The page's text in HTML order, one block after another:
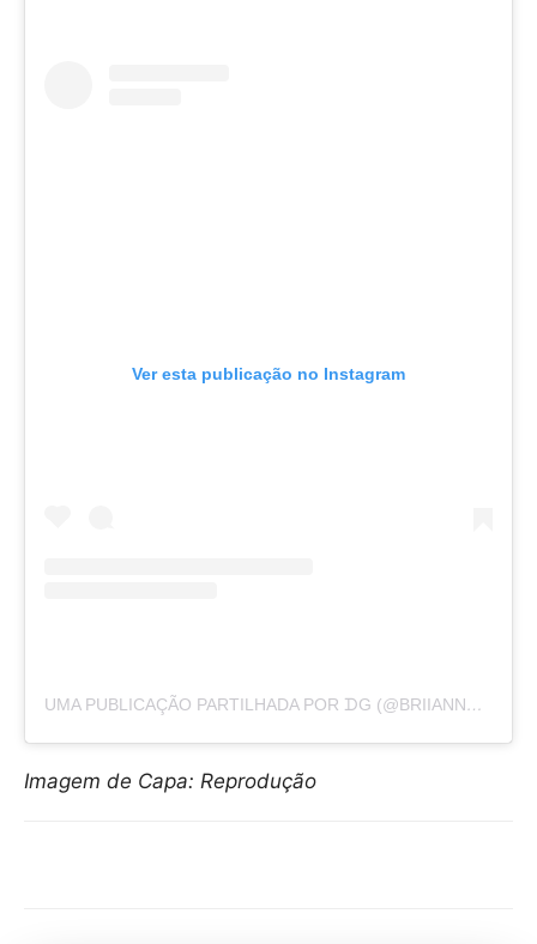
Ver esta publicação no Instagram
UMA PUBLICAÇÃO PARTILHADA POR ᗪG (@BRIIANNA.KC)
Imagem de Capa: Reprodução